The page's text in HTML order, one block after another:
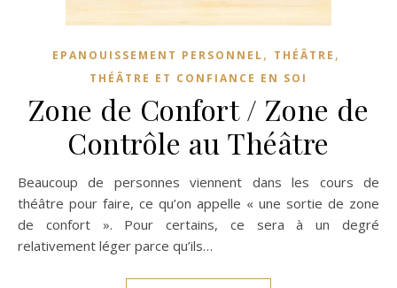
EPANOUISSEMENT PERSONNEL, THÉÂTRE ,
THÉÂTRE ET CONFIANCE EN SOI
Zone de Confort / Zone de
Contrôle au Théâtre
Beaucoup de personnes viennent dans les cours de
théâtre pour faire, ce qu’on appelle « une sortie de zone
de confort ». Pour certains, ce sera à un degré
relativement léger parce qu’ils…